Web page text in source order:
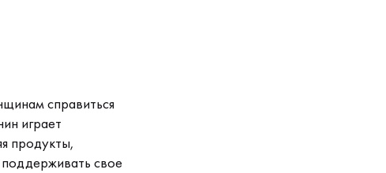
справиться
играет
продукты,
свое